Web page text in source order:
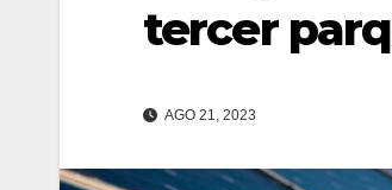
tercer
AGO 21, 2023